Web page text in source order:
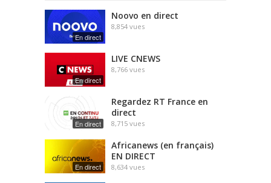
En direct
Noovo en direct
8,854 vues
En direct
LIVE CNEWS
8,766 vues
En direct
Regardez RT France en
direct
8,715 vues
En direct
Africanews (en français)
EN DIRECT
8,634 vues